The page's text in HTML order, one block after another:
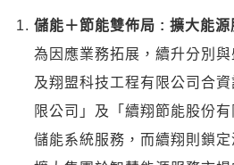
儲能＋節能雙佈局 : 擴大能源
為因應業務拓展，續升分別
及翔盟科技工程有限公司合
限公司」及「續翔節能股份
儲能系統服務，而續翔則鎖